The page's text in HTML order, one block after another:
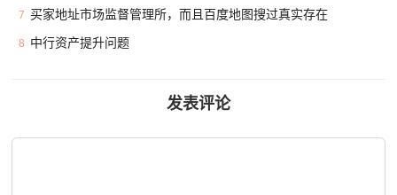
7 买家地址市场监督管理所，而且百度地图搜过真实存在
8 中行资产提升问题
发表评论